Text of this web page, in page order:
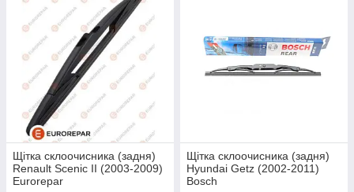
Щітка склоочисника (задня)
Renault Scenic II (2003-2009)
Eurorepar
Щітка склоочисника (задня)
Hyundai Getz (2002-2011)
Bosch